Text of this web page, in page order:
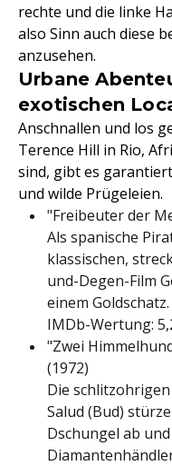
rechte und die linke
also Sinn auch diese
anzusehen.
Urbane
exotischen
Anschnallen und los
Terence Hill in Rio,
sind, gibt es
und wilde Prügeleien.
"Freibeuter der
Als spanische
klassischen,
und-Degen-Film
einem Goldschatz.
IMDb-Wertung:
"Zwei
(1972)
Die
Salud (Bud)
Dschungel ab